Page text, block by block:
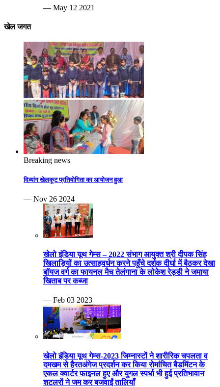
— May 12 2021
खेल जगत
Breaking news
दिव्यांग खेलकूट प्रतियोगिता का आयोजन हुआ
— Nov 26 2024
खेलो इंडिया यूथ गेम्स – 2022 संभाग आयुक्त श्री दीपक सिंह
खिलाड़ियों का उत्साहवर्धन करने पहुँचे दर्शक दीर्घा में बैठकर देखा
बॉयज वर्ग का फायनल मैच तेलंगाना के लोकेश रेड्डी ने जमाया
खिताब पर कब्जा
— Feb 03 2023
खेलो इंडिया यूथ गेम्स-2023 जिम्नास्टों ने शारीरिक चपलता व
दमखम से हैरतअंगेज प्रदर्शन कर किया रोमांचित बैडमिंटन के
एकल क्वार्टर फाइनल हुए और युगल स्पर्धा भी हुई प्रतिभावान
शटलरों ने जम कर बजवाईं तालियाँ